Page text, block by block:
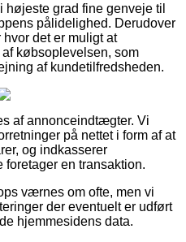
grad fine genveje til
pålidelighed. Derudover
det er muligt at
købsoplevelsen, som
af kundetilfredsheden.
af annonceindtægter. Vi
på nettet i form af at
og indkasserer
en transaktion.
værnes om ofte, men vi
der eventuelt er udført
hjemmesidens data.